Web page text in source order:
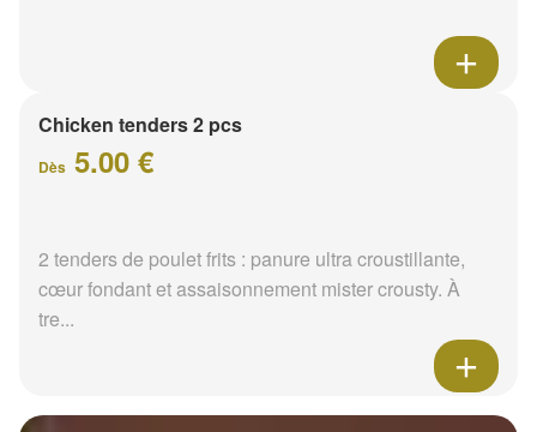
Chicken tenders 2 pcs
Dès 5.00 €
2 tenders de poulet frits : panure ultra croustillante,
cœur fondant et assaisonnement mister crousty. À
tre...